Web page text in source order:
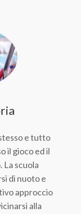
e tutto
il gioco ed il
La scuola
di nuoto e
approccio
alla